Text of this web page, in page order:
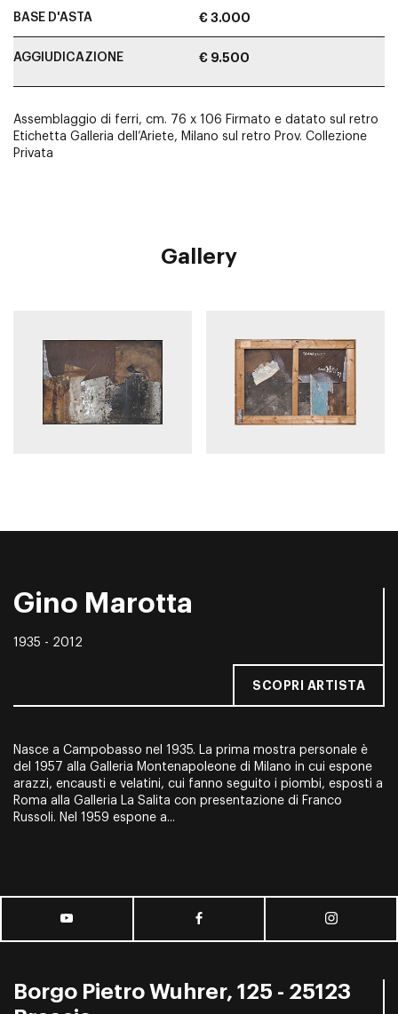
BASE D'ASTA € 3.000
AGGIUDICAZIONE € 9.500
Assemblaggio di ferri, cm. 76 x 106 Firmato e datato sul retro
Etichetta Galleria dell’Ariete, Milano sul retro Prov. Collezione
Privata
Gallery
Gino Marotta
1935 - 2012
SCOPRI ARTISTA
Nasce a Campobasso nel 1935. La prima mostra personale è
del 1957 alla Galleria Montenapoleone di Milano in cui espone
arazzi, encausti e velatini, cui fanno seguito i piombi, esposti a
Roma alla Galleria La Salita con presentazione di Franco
Russoli. Nel 1959 espone a...
Borgo Pietro Wuhrer, 125 - 25123